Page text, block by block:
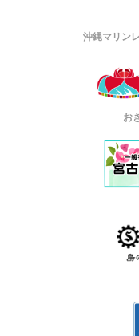
沖縄マリン
お